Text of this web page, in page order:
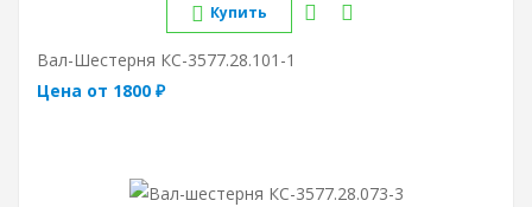
Купить
Вал-Шестерня КС-3577.28.101-1
Цена от 1800 ₽